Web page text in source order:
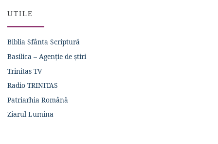
UTILE
Biblia Sfânta Scriptură
Basilica – Agenție de știri
Trinitas TV
Radio TRINITAS
Patriarhia Română
Ziarul Lumina